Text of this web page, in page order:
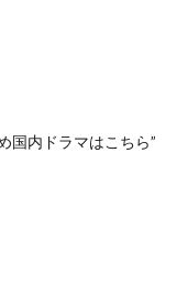
国内ドラマはこちら”